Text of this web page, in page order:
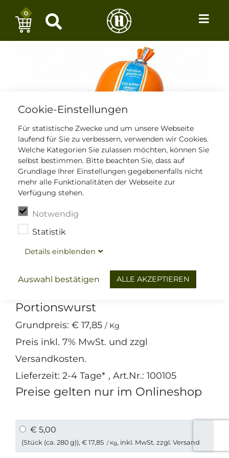
Cookie-Einstellungen
Für statistische Zwecke und um unsere Webseite
laufend für Sie zu verbessern, verwenden wir Cookies.
Welche Kategorien Sie zulassen möchten, können Sie
selbst bestimmen. Bitte beachten Sie, dass auf
Grundlage Ihrer Einstellungen gegebenenfalls nicht
mehr alle Funktionalitäten der Webseite zur
Verfügung stehen.
Notwendig
Statistik
Details einblenden
Auswahl bestätigen ALLE AKZEPTIEREN
0
Wurst Brühwurst & Aufschnitt
Gelbwurst
Portionswurst
Grundpreis: € 17,85 / Kg
Preis inkl. 7% MwSt. und zzgl
Versandkosten.
Lieferzeit: 2-4 Tage* , Art.Nr.: 100105
Preise gelten nur im Onlineshop
€ 5,00
(Stück (ca. 280 g)), € 17,85 / Kg, inkl. MwSt. zzgl. Versand